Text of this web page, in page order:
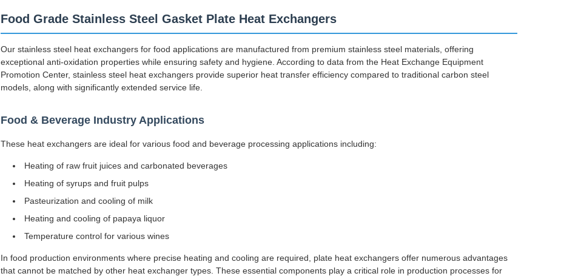
Food Grade Stainless Steel Gasket Plate Heat Exchangers
Our stainless steel heat exchangers for food applications are manufactured from premium stainless steel materials, offering
exceptional anti-oxidation properties while ensuring safety and hygiene. According to data from the Heat Exchange Equipment
Promotion Center, stainless steel heat exchangers provide superior heat transfer efficiency compared to traditional carbon steel
models, along with significantly extended service life.
Food & Beverage Industry Applications
These heat exchangers are ideal for various food and beverage processing applications including:
Heating of raw fruit juices and carbonated beverages
Heating of syrups and fruit pulps
Pasteurization and cooling of milk
Heating and cooling of papaya liquor
Temperature control for various wines
In food production environments where precise heating and cooling are required, plate heat exchangers offer numerous advantages
that cannot be matched by other heat exchanger types. These essential components play a critical role in production processes for